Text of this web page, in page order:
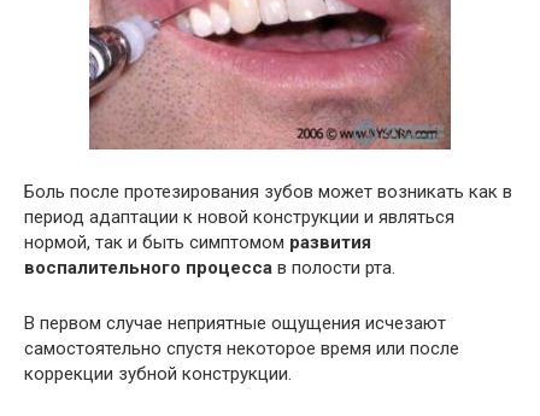
Боль после протезирования зубов может возникать как в
период адаптации к новой конструкции и являться
нормой, так и быть симптомом развития
воспалительного процесса в полости рта.
В первом случае неприятные ощущения исчезают
самостоятельно спустя некоторое время или после
коррекции зубной конструкции.